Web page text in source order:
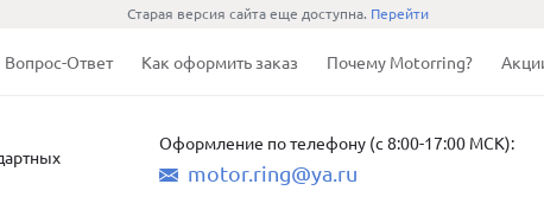
Старая версия сайта еще доступна. Перейти
Вопрос-Ответ Как оформить заказ Почему Motorring?
Оформление по телефону (с 8:00-17:00 МСК):
motor.ring@ya.ru